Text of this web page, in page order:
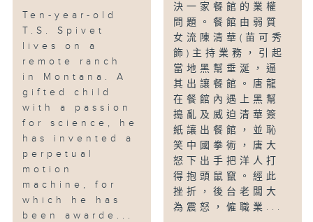
Ten-year-old
T.S. Spivet
lives on a
remote ranch
in Montana. A
gifted child
with a passion
for science, he
has invented a
perpetual
motion
machine, for
which he has
been awarde...
決一家餐館的業權
問題。餐館由弱質
女流陳清華(苗可秀
飾)主持業務，引起
當地黑幫垂涎，逼
其出讓餐館。唐龍
在餐館內遇上黑幫
搗亂及威迫清華簽
紙讓出餐館，並恥
笑中國拳術，唐大
怒下出手把洋人打
得抱頭鼠竄。經此
挫折，後台老闆大
為震怒，僱職業...